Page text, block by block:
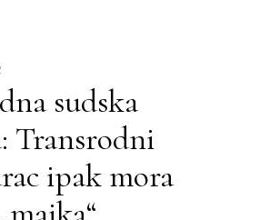
sudska
Transrodni
ipak mora